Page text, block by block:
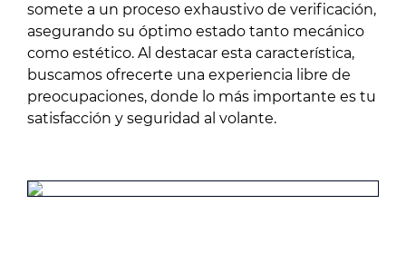
somete a un proceso exhaustivo de verificación,
asegurando su óptimo estado tanto mecánico
como estético. Al destacar esta característica,
buscamos ofrecerte una experiencia libre de
preocupaciones, donde lo más importante es tu
satisfacción y seguridad al volante.